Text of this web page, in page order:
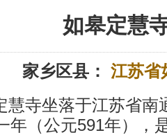
如皋定慧
家乡区县： 江苏省
慧寺坐落于江苏省南
年（公元591年），